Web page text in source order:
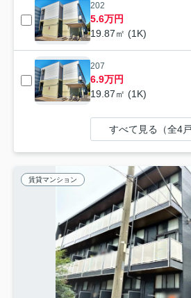
202
5.6万円
19.87㎡ (1K)
207
6.9万円
19.87㎡ (1K)
すべて見る（全4戸
賃貸マンション